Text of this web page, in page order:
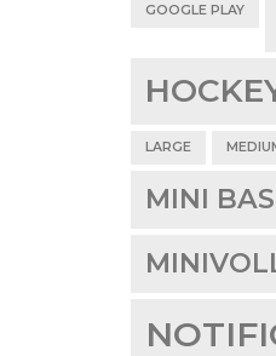
GOOGLE PLAY
LARGE
MINI